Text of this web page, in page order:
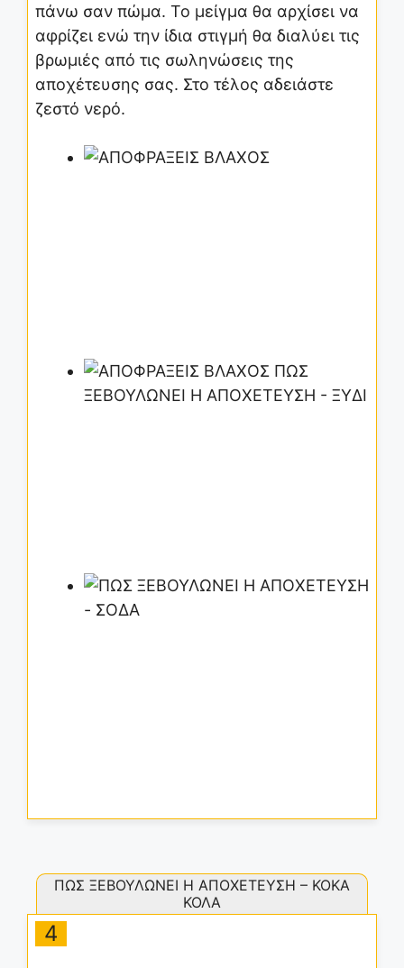
πάνω σαν πώμα. Το μείγμα θα αρχίσει να
αφρίζει ενώ την ίδια στιγμή θα διαλύει τις
βρωμιές από τις σωληνώσεις της
αποχέτευσης σας. Στο τέλος αδειάστε
ζεστό νερό.
ΠΩΣ ΞΕΒΟΥΛΩΝΕΙ Η ΑΠΟΧΕΤΕΥΣΗ – ΚΟΚΑ
ΚΟΛΑ
4